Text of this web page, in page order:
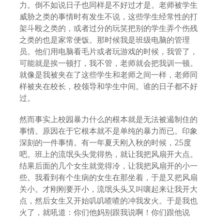
力。倒不如说日子也同样是不好过才是。老师被学生
威胁之类的事情时有发生不说，这些学生经常性的打
架斗殴之类的，或者过分的玩笑把别的学生弄个伤残
之类的也是家常便饭。那时候我是班级电脑的管理
员。他们用电脑看毛片或者玩游戏的时候，我管了，
可能就是挨一顿打，我不管，老师就会把我训一顿。
就像是我被夹在了这些学生和老师之间一样，老师同
样被夹在校长，校领导和学生中间。谁的日子都不好
过。
然而事实上校园暴力什么的根本就是无法被遏制住的
事情。原因在于它根本就不是单纯的暴力而已。印象
深刻的一件事情。有一年夏天刚入秋的时候，25度
吧。班上的流氓头头觉得热，就让我把风扇开大点。
结果后面的几个女生就觉得冷，让我把风扇开的小一
些。我看到有个生病的女生在那坐着，于是又把风扇
关小。才刚刚要开小，流氓头头又叫嚷起来让我开大
点，然后女生又开始叽叽喳喳的冲我发火。于是我也
火了，就吼道：你们他妈别跟我说啊！你们跟他说